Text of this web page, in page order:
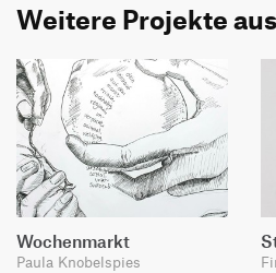
Weitere Projekte
Wochenmarkt
Paula Knobelspies